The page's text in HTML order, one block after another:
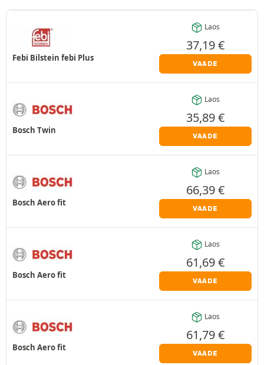
Febi Bilstein febi Plus
Laos
37,19€
VAADE
Bosch Twin
Laos
35,89€
VAADE
Bosch Aero fit
Laos
66,39€
VAADE
Bosch Aero fit
Laos
61,69€
VAADE
Bosch Aero fit
Laos
61,79€
VAADE